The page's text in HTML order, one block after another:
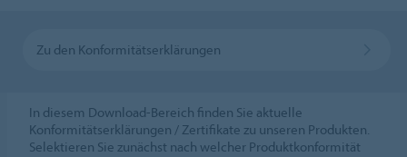
Zu den Konformitätserklärungen
In diesem Download-Bereich finden Sie aktuelle
Konformitätserklärungen / Zertifikate zu unseren Produkten.
Selektieren Sie zunächst nach welcher Produktkonformität